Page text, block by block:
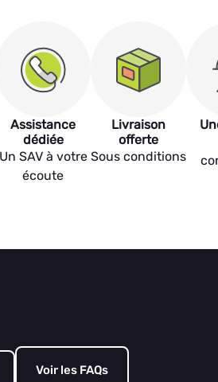
Assistance
dédiée
Un SAV à votre
écoute
Livraison
offerte
Sous conditions
Voir les FAQs